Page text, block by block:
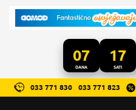
07
DANA
17
SATI
033 771 830 033 771 823